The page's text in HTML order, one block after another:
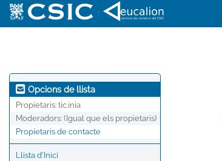
Opcions de llista
Propietaris: tic.inia
Moderadors: (Igual que els propietaris)
Propietaris de contacte
Llista d'Inici